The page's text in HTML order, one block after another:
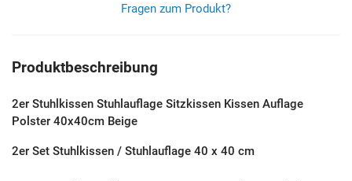
Fragen zum Produkt?
Produktbeschreibung
2er Stuhlkissen Stuhlauflage Sitzkissen Kissen Auflage
Polster 40x40cm Beige
2er Set Stuhlkissen / Stuhlauflage 40 x 40 cm